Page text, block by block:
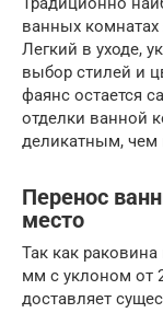
ванных комнатах
Легкий в уходе,
выбор стилей и
фаянс остается
отделки ванной
деликатным, чем
Перенос
место
Так как
мм с уклоном от
доставляет